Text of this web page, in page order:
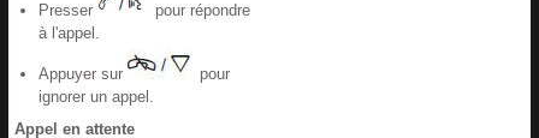
Presser
pour répondre
à l'appel.
Appuyer sur
pour
ignorer un appel.
Appel en attente